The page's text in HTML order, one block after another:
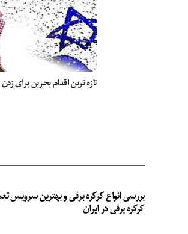
تازه ترین اقدام بحرین برای
بررسی انواع کرکره برقی و بهترین سرویس
کرکره برقی در ایران